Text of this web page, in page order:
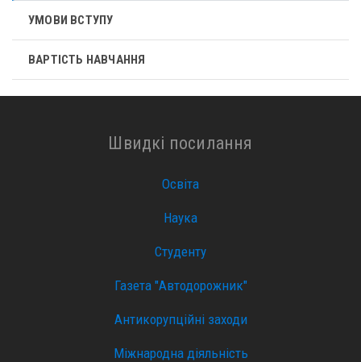
УМОВИ ВСТУПУ
ВАРТІСТЬ НАВЧАННЯ
Швидкі посилання
Освіта
Наука
Студенту
Газета "Автодорожник"
Антикорупційні заходи
Міжнародна діяльність